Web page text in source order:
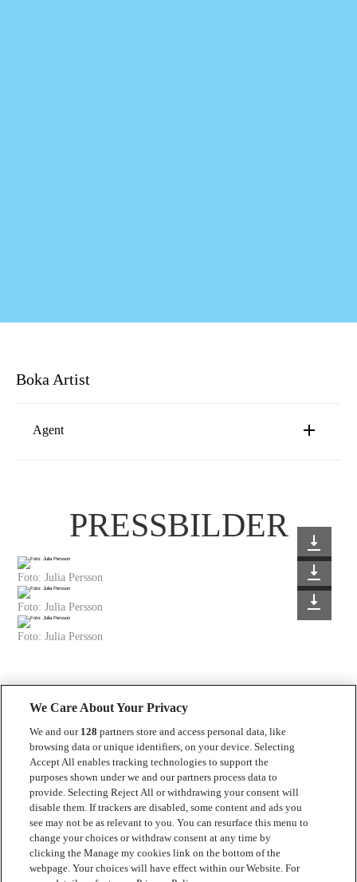
Boka Artist
Agent
PRESSBILDER
Foto: Julia Persson
Foto: Julia Persson
Foto: Julia Persson
Kontakt
Press
Om Luger
Samarbeten
We Care About Your Privacy
We and our 128 partners store and access personal data, like
browsing data or unique identifiers, on your device. Selecting
Accept All enables tracking technologies to support the
purposes shown under we and our partners process data to
provide. Selecting Reject All or withdrawing your consent will
disable them. If trackers are disabled, some content and ads you
see may not be as relevant to you. You can resurface this menu to
change your choices or withdraw consent at any time by
clicking the Manage my cookies link on the bottom of the
webpage. Your choices will have effect within our Website. For